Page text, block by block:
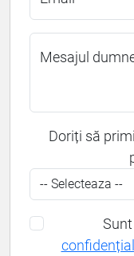
Mesajul
Doriți să